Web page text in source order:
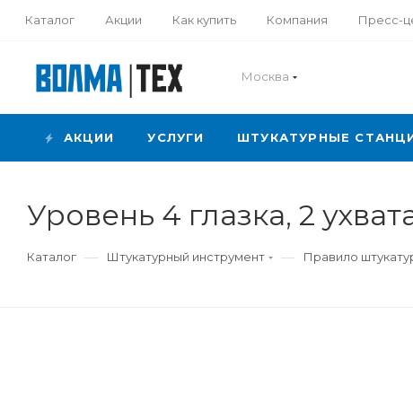
Каталог Акции Как купить Компания Пресс-
Москва
АКЦИИ УСЛУГИ ШТУКАТУРНЫЕ
Уровень 4 глазка, 2
Каталог — Штукатурный инструмент — Правило